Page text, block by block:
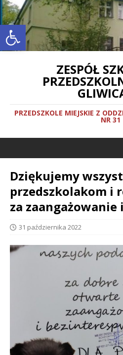
Otwórz pasek narzędzi
ZESPÓŁ
PRZEDSZKOLE MIEJSKIE Z
NR 31
Dziękujemy
przedszkolakom i
za zaangażowanie
31 października 2022